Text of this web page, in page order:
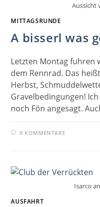
Aussicht
MITTAGSRUNDE
A bisserl was
Letzten Montag fuhren
dem Rennrad. Das
Herbst,
Gravelbedingungen!
noch Fön angesagt.
0 KOMMENTARE
Isarco
AUSFAHRT